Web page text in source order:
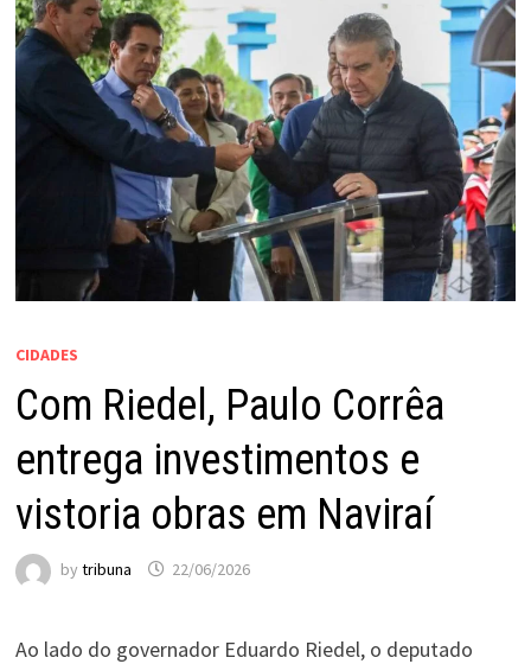
CIDADES
Com Riedel, Paulo Corrêa
entrega investimentos e
vistoria obras em Naviraí
by tribuna 22/06/2026
Ao lado do governador Eduardo Riedel, o deputado